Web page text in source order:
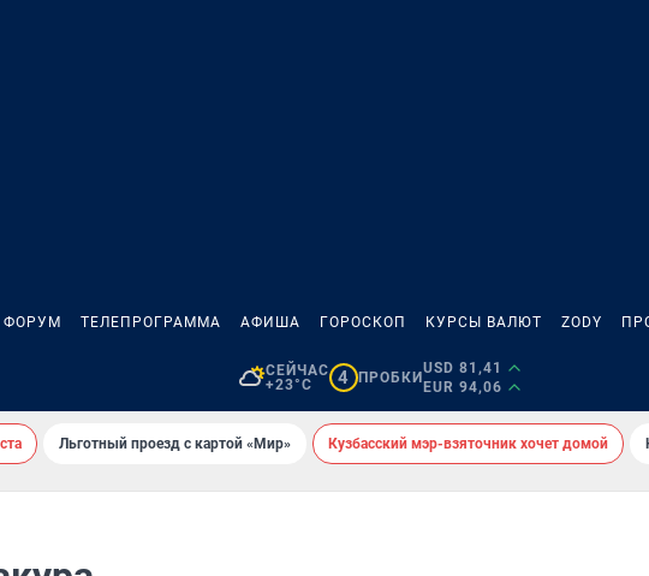
ФОРУМ ТЕЛЕПРОГРАММА АФИША ГОРОСКОП КУРСЫ ВАЛЮТ ZODY
СЕЙЧАС
+23°C
4 ПРОБКИ
USD 81,41
EUR 94,06
Льготный проезд с картой «Мир» Кузбасский мэр-взяточник хочет домой